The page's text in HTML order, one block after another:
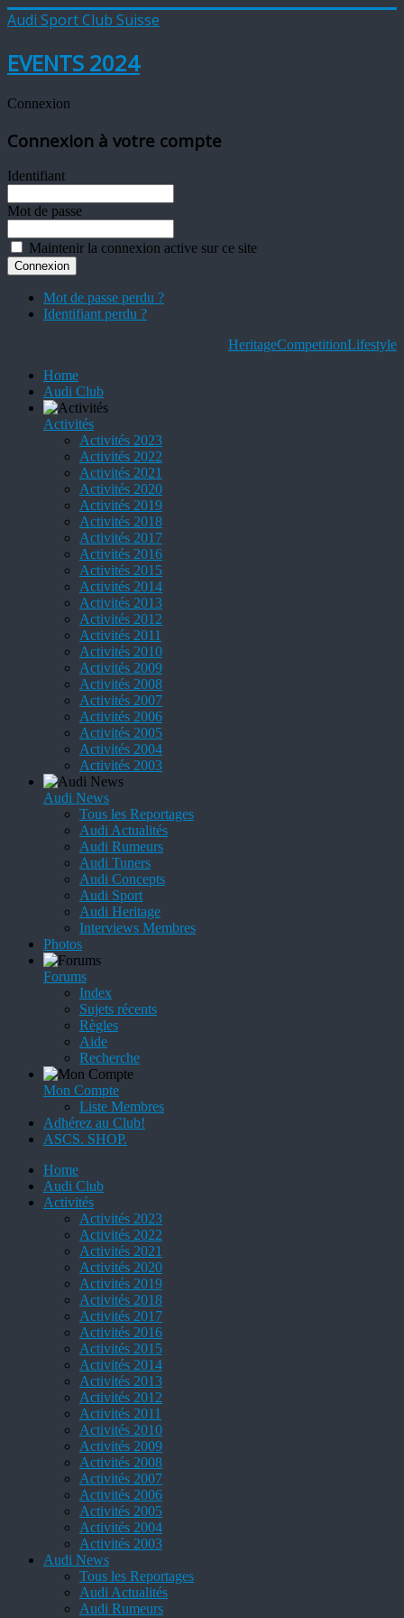
Audi Sport Club Suisse
EVENTS 2024
Connexion
Connexion à votre compte
Identifiant
Mot de passe
Maintenir la connexion active sur ce site
Mot de passe perdu ?
Identifiant perdu ?
HeritageCompetitionLifestyle
Home
Audi Club
Activités
Activités 2023
Activités 2022
Activités 2021
Activités 2020
Activités 2019
Activités 2018
Activités 2017
Activités 2016
Activités 2015
Activités 2014
Activités 2013
Activités 2012
Activités 2011
Activités 2010
Activités 2009
Activités 2008
Activités 2007
Activités 2006
Activités 2005
Activités 2004
Activités 2003
Audi News
Tous les Reportages
Audi Actualités
Audi Rumeurs
Audi Tuners
Audi Concepts
Audi Sport
Audi Heritage
Interviews Membres
Photos
Forums
Index
Sujets récents
Règles
Aide
Recherche
Mon Compte
Liste Membres
Adhérez au Club!
ASCS. SHOP.
Home
Audi Club
Activités
Activités 2023
Activités 2022
Activités 2021
Activités 2020
Activités 2019
Activités 2018
Activités 2017
Activités 2016
Activités 2015
Activités 2014
Activités 2013
Activités 2012
Activités 2011
Activités 2010
Activités 2009
Activités 2008
Activités 2007
Activités 2006
Activités 2005
Activités 2004
Activités 2003
Audi News
Tous les Reportages
Audi Actualités
Audi Rumeurs